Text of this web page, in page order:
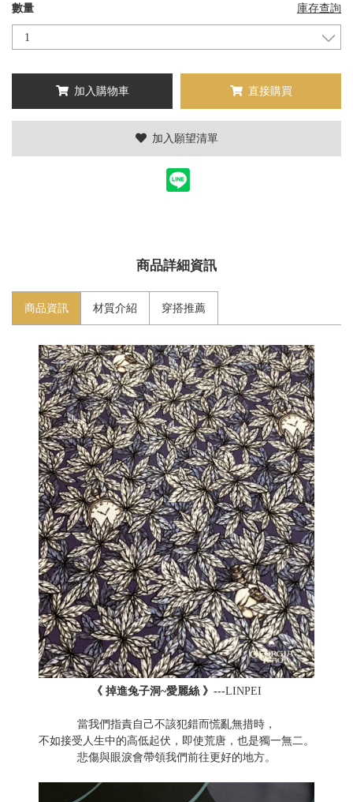
數量 庫存查詢
加入購物車 直接購買
加入願望清單
商品詳細資訊
商品資訊 材質介紹 穿搭推薦
《 掉進兔子洞~愛麗絲 》---LINPEI
當我們指責自己不該犯錯而慌亂無措時，
不如接受人生中的高低起伏，即使荒唐，也是獨一無二。
悲傷與眼淚會帶領我們前往更好的地方。